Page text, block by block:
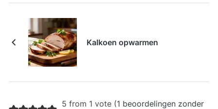
Kalkoen opwarmen
5 from 1 vote (1 beoordelingen zonder